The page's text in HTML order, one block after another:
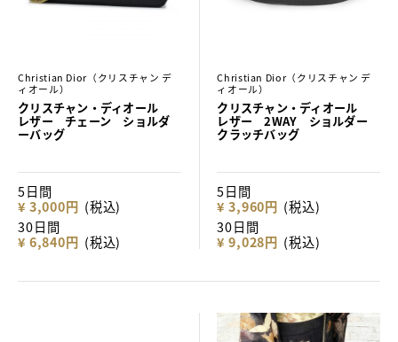
Christian Dior（クリスチャン デ
ィオール）
クリスチャン・ディオール
レザー チェーン ショルダ
ーバッグ
5日間
¥ 3,000円 (税込)
30日間
¥ 6,840円 (税込)
Christian Dior（クリスチャン デ
ィオール）
クリスチャン・ディオール
レザー 2WAY ショルダー
クラッチバッグ
5日間
¥ 3,960円 (税込)
30日間
¥ 9,028円 (税込)